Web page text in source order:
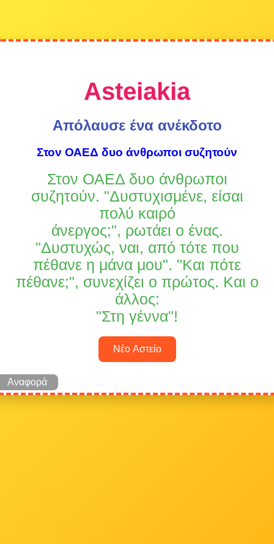
Asteiakia
Απόλαυσε ένα ανέκδοτο
Στον ΟΑΕΔ δυο άνθρωποι συζητούν
Στον ΟΑΕΔ δυο άνθρωποι
συζητούν. "Δυστυχισμένε, είσαι
πολύ καιρό
άνεργος;", ρωτάει ο ένας.
"Δυστυχώς, ναι, από τότε που
πέθανε η μάνα μου". "Και πότε
πέθανε;", συνεχίζει ο πρώτος. Και ο
άλλος:
"Στη γέννα"!
Νέο Αστείο
Αναφορά